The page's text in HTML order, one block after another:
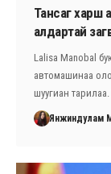
Тансаг харш
алдартай
Lalisa Manobal
автомашинаа
шуугиан
Янжиндулам